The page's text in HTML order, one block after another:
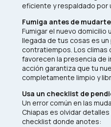
eficiente y respaldado por
Fumiga antes de mudarte
Fumigar el nuevo domicilio
llegada de tus cosas es
contratiempos. Los climas
favorecen la presencia de
acción garantiza que tu
completamente limpio y
Usa un checklist de
Un error común en las
Chiapas es olvidar
checklist donde anotes: